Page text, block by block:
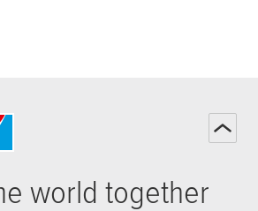
world together